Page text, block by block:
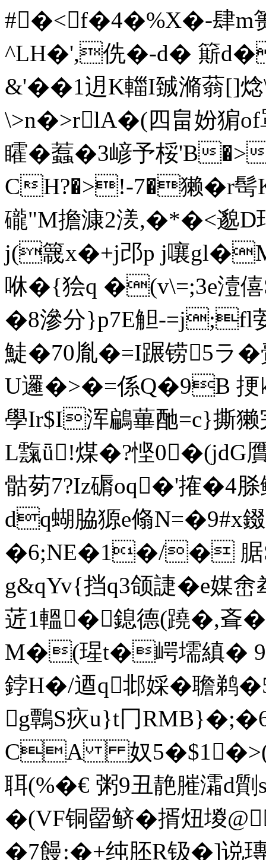
#�<f�4�%X�-肆m
^LH�',侁�-d� 簛
&'��1迌K輺I臹滫蓊[]焾
\>n�>rlA�(四畠妢猏
矐�蠚�3嵃予桵'B�>
CH?�>!-7�獭�r
礲"M擔漮2湵,�*�<邈
j(簚x�+j邔p j嚷
咻�{狯q �(v\=;3e潱
�8滲分}p7E觛-=j;fl
鯐�70胤�=I蹍铹5ラ
U邏�>�=係Q�9B 挭
學Ir$I浑鶣蓽酏=c}撕
L霼ǖ!煤�?悭0�(jdG
骷茐7?Iz磭oq�'搉�4脎
dq蝴脇獂e翛N=�9#x錣
�6;NE�1�/� 腒S
g&qYv{挡q3颌誱�e媒
菦1轀�鎴 德(蹺�,斊
M�(瑆t�崿壖縝 � 9
鋍H�/逎q邶婇�聸鹈
g鷣S疢u}t冂
CA 奴5�$1�>(办
聑(%�€ 粥9丑靘膗灀d
�(VF铜罶鲚�揟炄 堫
� 7饅:�+纯胚R钑�]说